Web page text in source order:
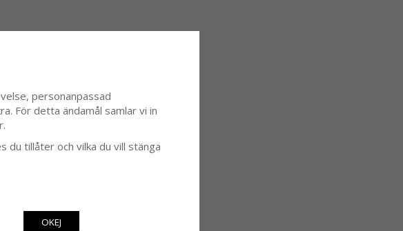
personanpassad
För detta ändamål samlar vi in
du tillåter och vilka du vill stänga
OKEJ